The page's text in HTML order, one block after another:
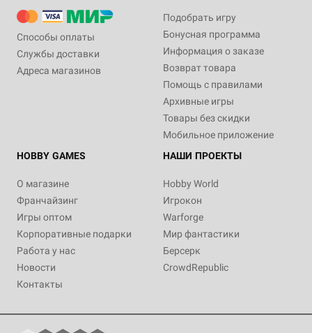
Способы оплаты
Службы доставки
Адреса магазинов
Подобрать игру
Бонусная программа
Информация о заказе
Возврат товара
Помощь с правилами
Архивные игры
Товары без скидки
Мобильное приложение
HOBBY GAMES
О магазине
Франчайзинг
Игры оптом
Корпоративные подарки
Работа у нас
Новости
Контакты
НАШИ ПРОЕКТЫ
Hobby World
Игрокон
Warforge
Мир фантастики
Берсерк
CrowdRepublic